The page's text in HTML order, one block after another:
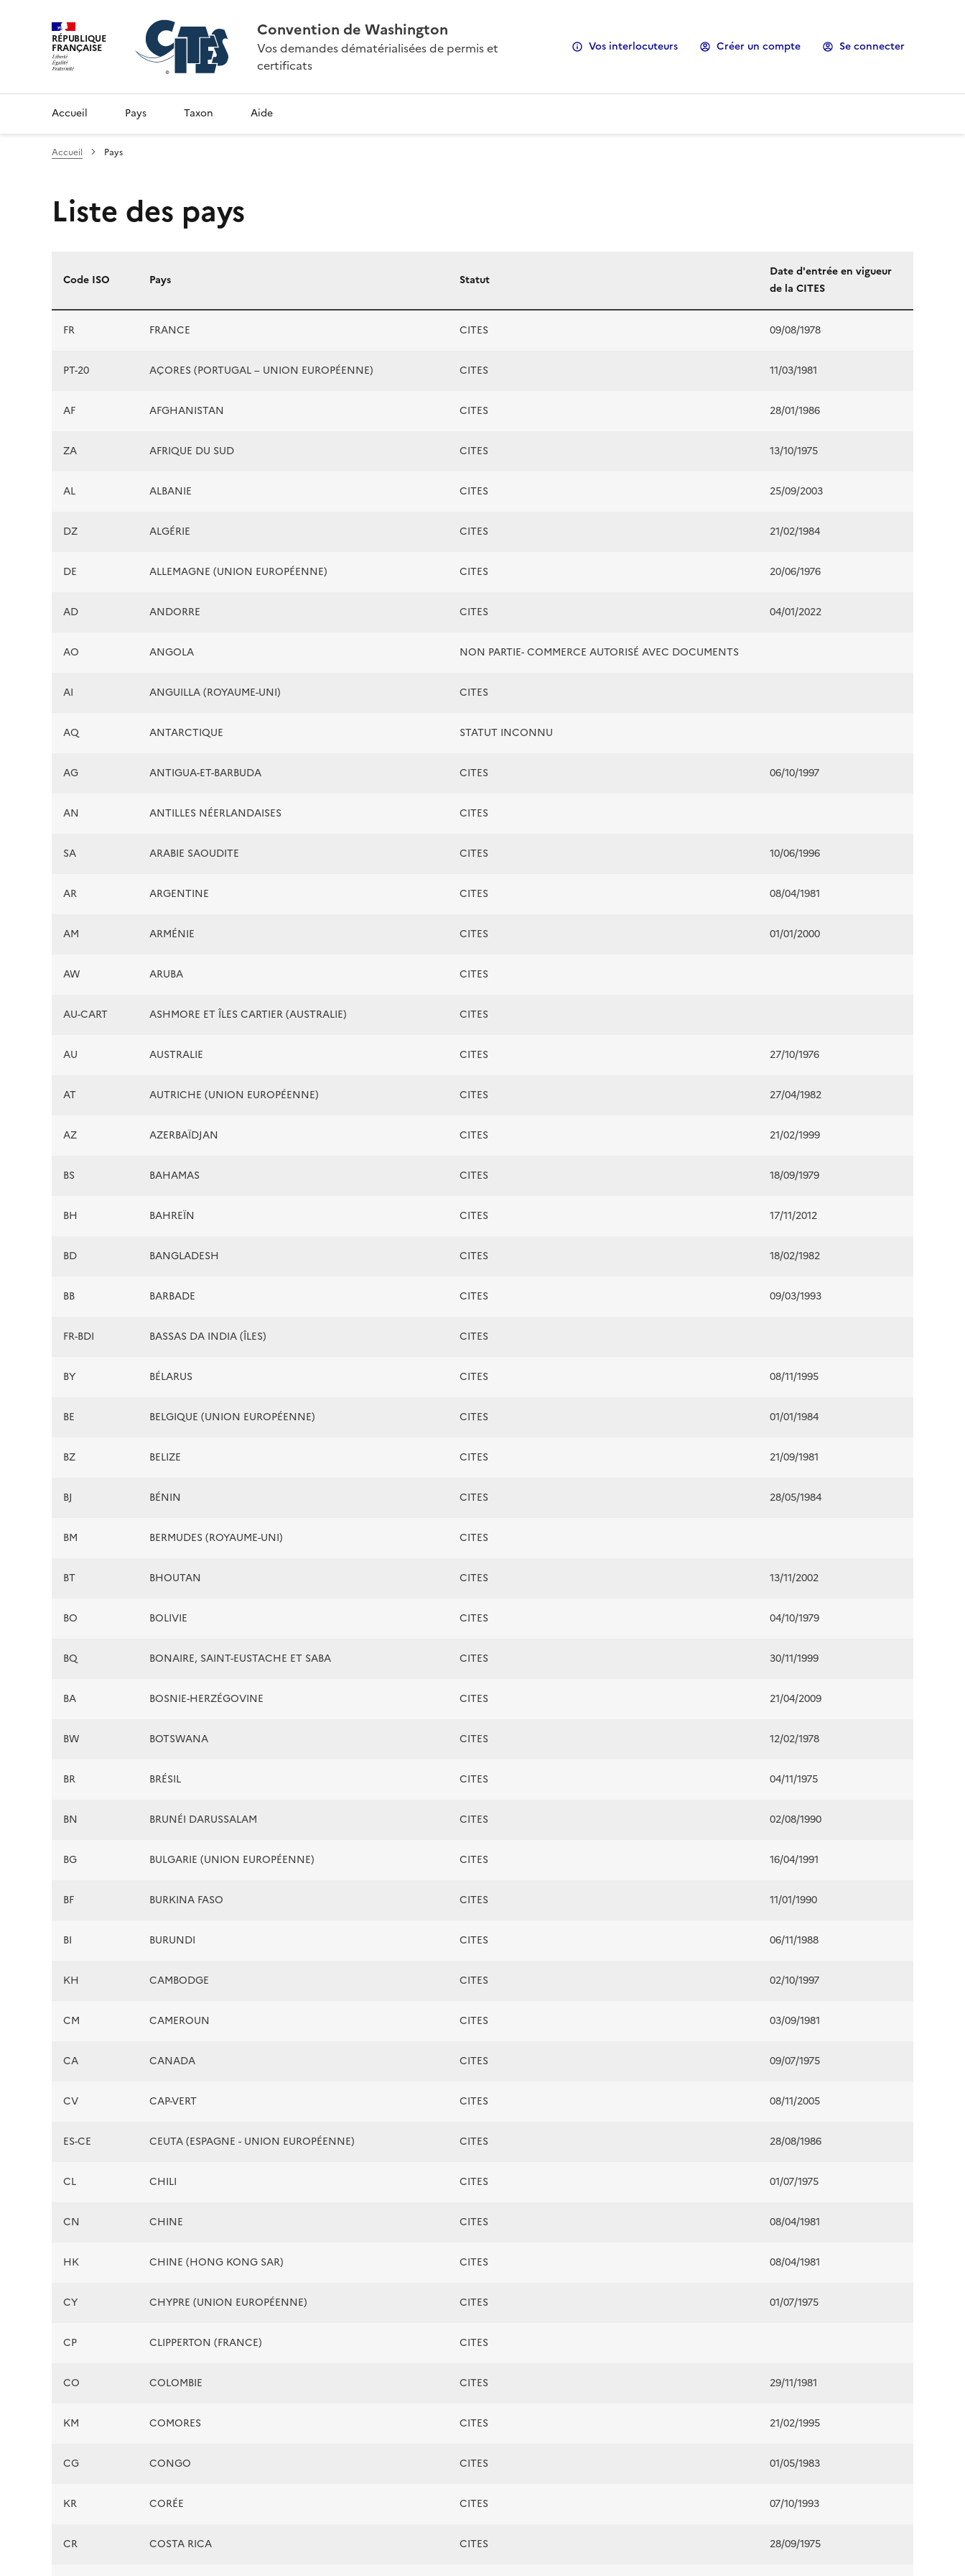
RÉPUBLIQUE
FRANÇAISE
Convention de Washington
Vos demandes dématérialisées de permis et
certificats
Vos interlocuteurs Créer un compte Se connecter
Accueil Pays Taxon Aide
Accueil Pays
Liste des pays
Liste des pays
Code ISO Pays Statut
Date d'entrée en vigueur
de la CITES
FR FRANCE CITES 09/08/1978
PT-20 AÇORES (PORTUGAL – UNION EUROPÉENNE) CITES 11/03/1981
AF AFGHANISTAN CITES 28/01/1986
ZA AFRIQUE DU SUD CITES 13/10/1975
AL ALBANIE CITES 25/09/2003
DZ ALGÉRIE CITES 21/02/1984
DE ALLEMAGNE (UNION EUROPÉENNE) CITES 20/06/1976
AD ANDORRE CITES 04/01/2022
AO ANGOLA NON PARTIE- COMMERCE AUTORISÉ AVEC DOCUMENTS
AI ANGUILLA (ROYAUME-UNI) CITES
AQ ANTARCTIQUE STATUT INCONNU
AG ANTIGUA-ET-BARBUDA CITES 06/10/1997
AN ANTILLES NÉERLANDAISES CITES
SA ARABIE SAOUDITE CITES 10/06/1996
AR ARGENTINE CITES 08/04/1981
AM ARMÉNIE CITES 01/01/2000
AW ARUBA CITES
AU-CART ASHMORE ET ÎLES CARTIER (AUSTRALIE) CITES
AU AUSTRALIE CITES 27/10/1976
AT AUTRICHE (UNION EUROPÉENNE) CITES 27/04/1982
AZ AZERBAÏDJAN CITES 21/02/1999
BS BAHAMAS CITES 18/09/1979
BH BAHREÏN CITES 17/11/2012
BD BANGLADESH CITES 18/02/1982
BB BARBADE CITES 09/03/1993
FR-BDI BASSAS DA INDIA (ÎLES) CITES
BY BÉLARUS CITES 08/11/1995
BE BELGIQUE (UNION EUROPÉENNE) CITES 01/01/1984
BZ BELIZE CITES 21/09/1981
BJ BÉNIN CITES 28/05/1984
BM BERMUDES (ROYAUME-UNI) CITES
BT BHOUTAN CITES 13/11/2002
BO BOLIVIE CITES 04/10/1979
BQ BONAIRE, SAINT-EUSTACHE ET SABA CITES 30/11/1999
BA BOSNIE-HERZÉGOVINE CITES 21/04/2009
BW BOTSWANA CITES 12/02/1978
BR BRÉSIL CITES 04/11/1975
BN BRUNÉI DARUSSALAM CITES 02/08/1990
BG BULGARIE (UNION EUROPÉENNE) CITES 16/04/1991
BF BURKINA FASO CITES 11/01/1990
BI BURUNDI CITES 06/11/1988
KH CAMBODGE CITES 02/10/1997
CM CAMEROUN CITES 03/09/1981
CA CANADA CITES 09/07/1975
CV CAP-VERT CITES 08/11/2005
ES-CE CEUTA (ESPAGNE - UNION EUROPÉENNE) CITES 28/08/1986
CL CHILI CITES 01/07/1975
CN CHINE CITES 08/04/1981
HK CHINE (HONG KONG SAR) CITES 08/04/1981
CY CHYPRE (UNION EUROPÉENNE) CITES 01/07/1975
CP CLIPPERTON (FRANCE) CITES
CO COLOMBIE CITES 29/11/1981
KM COMORES CITES 21/02/1995
CG CONGO CITES 01/05/1983
KR CORÉE CITES 07/10/1993
CR COSTA RICA CITES 28/09/1975